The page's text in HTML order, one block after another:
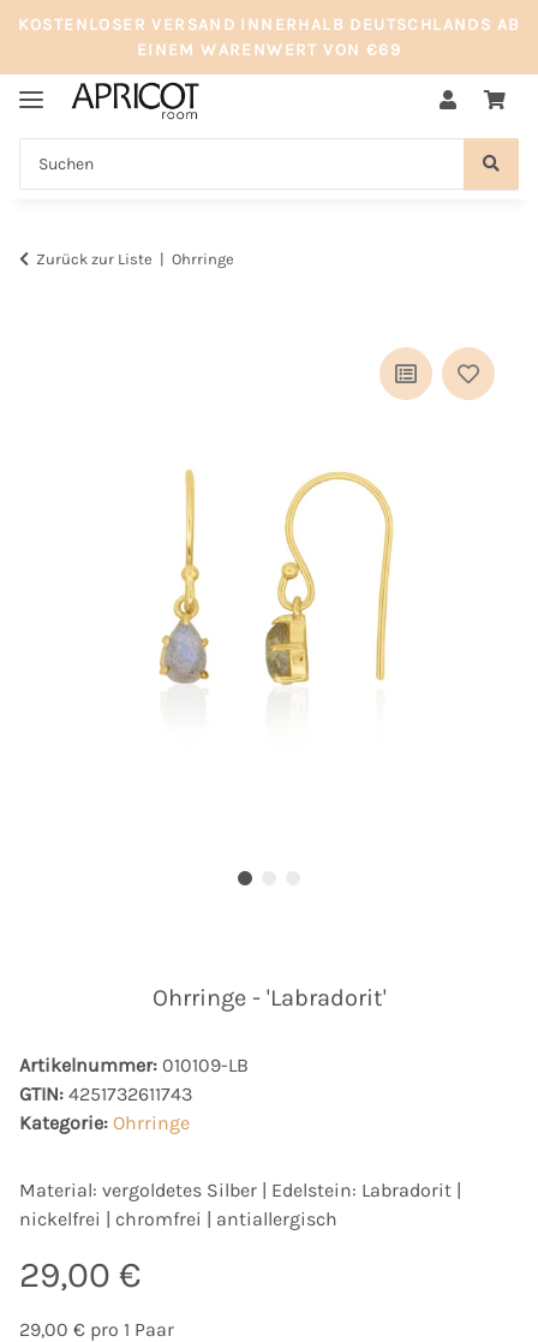
KOSTENLOSER VERSAND INNERHALB DEUTSCHLANDS AB
EINEM WARENWERT VON €69
Zurück zur Liste Ohrringe
Ohrringe - 'Labradorit'
Artikelnummer: 010109-LB
GTIN: 4251732611743
Kategorie: Ohrringe
Material: vergoldetes Silber | Edelstein: Labradorit |
nickelfrei | chromfrei | antiallergisch
29,00 €
29,00 € pro 1 Paar